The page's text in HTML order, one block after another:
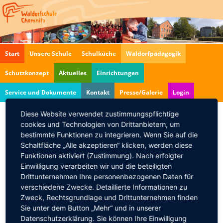
Start Unsere Schule Schulküche Waldorfpädagogik
Schutzkonzept Aktuelles Einrichtungen
Service und Dokumente Kontakt Presse/Galerie Login
Auftritt zur Bildungsmesse im
Tietz
23.01.2016, 10:00
Die Chemnitzer Chorallen eröffnen die
Bildungsmesse der freien Schulen im Tietz.
Zurück
Diese Website verwendet zustimmungspflichtige
cookies und Technologien von Drittanbietern, um
bestimmte Funktionen zu integrieren. Wenn Sie auf die
Schaltfläche „Alle akzeptieren“ klicken, werden diese
Funktionen aktiviert (Zustimmung). Nach erfolgter
Einwilligung verarbeiten wir und die beteiligten
Drittunternehmen Ihre personenbezogenen Daten für
verschiedene Zwecke. Detaillierte Informationen zu
Zweck, Rechtsgrundlage und Drittunternehmen finden
Sie unter dem Button „Mehr“ und in unserer
Datenschutzerklärung. Sie können Ihre Einwilligung